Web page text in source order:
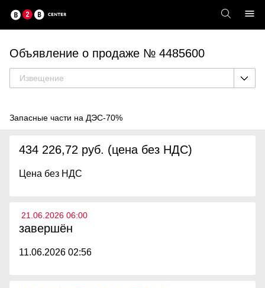
Объявление о продаже № 4485600
Извещение
Запасные части на ДЭС-70%
434 226,72 руб. (цена без НДС)
Цена без НДС
21.06.2026 06:00
завершён
11.06.2026 02:56